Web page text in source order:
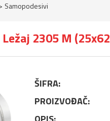
Samopodesivi
Ležaj 2305 M
ŠIFRA:
PROIZVOĐAČ: